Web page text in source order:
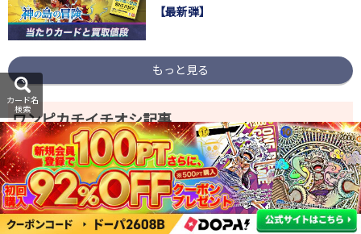
【最新弾】
もっと見る
ワンピカチイチオシ記事
ワンピースカードの高額カードランキ
ング100選と最新の市場動向
カード名
検索